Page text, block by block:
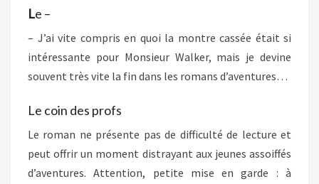
Le –
– J’ai vite compris en quoi la montre cassée était si
intéressante pour Monsieur Walker, mais je devine
souvent très vite la fin dans les romans d’aventures…
Le coin des profs
Le roman ne présente pas de difficulté de lecture et
peut offrir un moment distrayant aux jeunes assoiffés
d’aventures. Attention, petite mise en garde : à